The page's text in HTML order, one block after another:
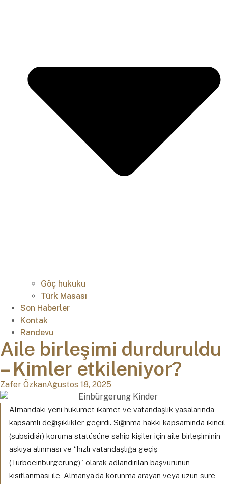
Göç hukuku
Türk Masası
Son Haberler
Kontak
Randevu
Aile birleşimi durduruldu
– Kimler etkileniyor?
Zafer ÖzkanAğustos 18, 2025
Almandaki yeni hükümet ikamet ve vatandaşlık yasalarında
kapsamlı değişiklikler geçirdi. Sığınma hakkı kapsamında ikincil
(subsidiär) koruma statüsüne sahip kişiler için aile birleşiminin
askıya alınması ve “hızlı vatandaşlığa geçiş
(Turboeinbürgerung)” olarak adlandırılan başvurunun
kısıtlanması ile, Almanya’da korunma arayan veya uzun süre